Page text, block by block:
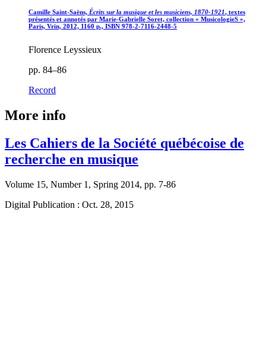
Camille Saint-Saëns, Écrits sur la musique et les musiciens, 1870-1921, textes
présentés et annotés par Marie-Gabrielle Soret, collection « MusicologieS »,
Paris, Vrin, 2012, 1160 p., ISBN 978-2-7116-2448-5
Florence Leyssieux
pp. 84–86
Record
More info
Les Cahiers de la Société québécoise de
recherche en musique
Volume 15, Number 1, Spring 2014, pp. 7-86
Digital Publication : Oct. 28, 2015